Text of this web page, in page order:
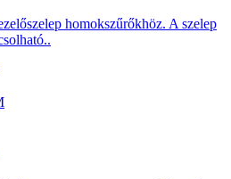
homokszűrőkhöz. A szelep